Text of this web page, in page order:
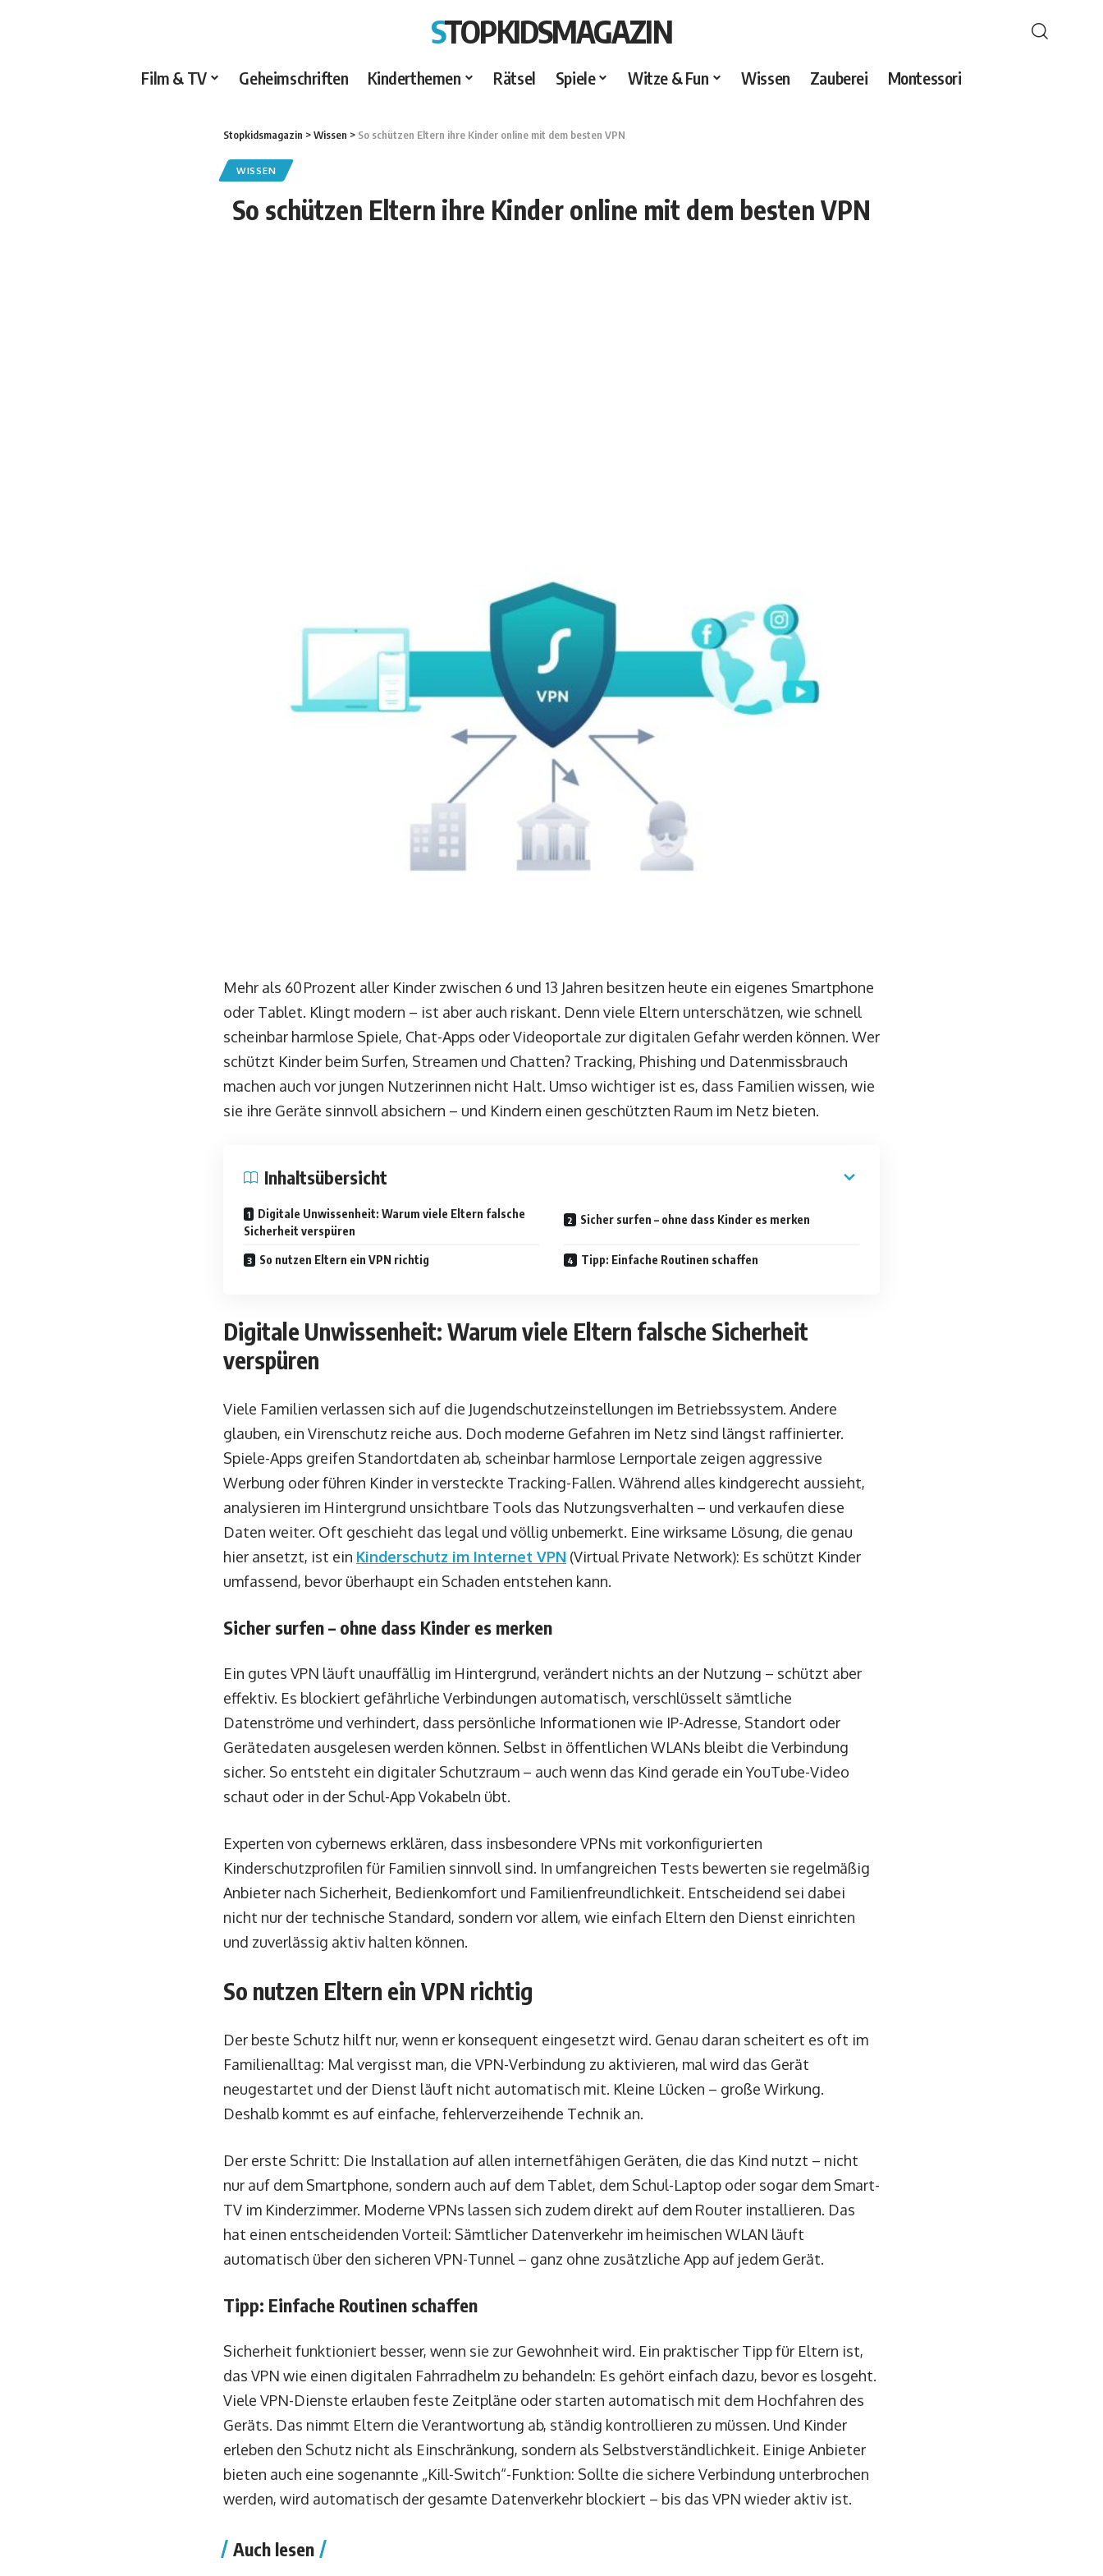
STOPKIDSMAGAZIN
Film & TV Geheimschriften Kinderthemen Rätsel Spiele Witze & Fun Wissen Zauberei Montessori
Stopkidsmagazin >Wissen > So schützen Eltern ihre Kinder online mit dem besten VPN
WISSEN
So schützen Eltern ihre Kinder online mit dem besten VPN
Mehr als 60 Prozent aller Kinder zwischen 6 und 13 Jahren besitzen heute ein eigenes Smartphone
oder Tablet. Klingt modern – ist aber auch riskant. Denn viele Eltern unterschätzen, wie schnell
scheinbar harmlose Spiele, Chat-Apps oder Videoportale zur digitalen Gefahr werden können. Wer
schützt Kinder beim Surfen, Streamen und Chatten? Tracking, Phishing und Datenmissbrauch
machen auch vor jungen Nutzerinnen nicht Halt. Umso wichtiger ist es, dass Familien wissen, wie
sie ihre Geräte sinnvoll absichern – und Kindern einen geschützten Raum im Netz bieten.
Inhaltsübersicht
Digitale Unwissenheit: Warum viele Eltern falsche
Sicherheit verspüren
Sicher surfen – ohne dass Kinder es merken
So nutzen Eltern ein VPN richtig Tipp: Einfache Routinen schaffen
Digitale Unwissenheit: Warum viele Eltern falsche Sicherheit
verspüren
Viele Familien verlassen sich auf die Jugendschutzeinstellungen im Betriebssystem. Andere
glauben, ein Virenschutz reiche aus. Doch moderne Gefahren im Netz sind längst raffinierter.
Spiele-Apps greifen Standortdaten ab, scheinbar harmlose Lernportale zeigen aggressive
Werbung oder führen Kinder in versteckte Tracking-Fallen. Während alles kindgerecht aussieht,
analysieren im Hintergrund unsichtbare Tools das Nutzungsverhalten – und verkaufen diese
Daten weiter. Oft geschieht das legal und völlig unbemerkt. Eine wirksame Lösung, die genau
hier ansetzt, ist ein Kinderschutz im Internet VPN (Virtual Private Network): Es schützt Kinder
umfassend, bevor überhaupt ein Schaden entstehen kann.
Sicher surfen – ohne dass Kinder es merken
Ein gutes VPN läuft unauffällig im Hintergrund, verändert nichts an der Nutzung – schützt aber
effektiv. Es blockiert gefährliche Verbindungen automatisch, verschlüsselt sämtliche
Datenströme und verhindert, dass persönliche Informationen wie IP-Adresse, Standort oder
Gerätedaten ausgelesen werden können. Selbst in öffentlichen WLANs bleibt die Verbindung
sicher. So entsteht ein digitaler Schutzraum – auch wenn das Kind gerade ein YouTube-Video
schaut oder in der Schul-App Vokabeln übt.
Experten von cybernews erklären, dass insbesondere VPNs mit vorkonfigurierten
Kinderschutzprofilen für Familien sinnvoll sind. In umfangreichen Tests bewerten sie regelmäßig
Anbieter nach Sicherheit, Bedienkomfort und Familienfreundlichkeit. Entscheidend sei dabei
nicht nur der technische Standard, sondern vor allem, wie einfach Eltern den Dienst einrichten
und zuverlässig aktiv halten können.
So nutzen Eltern ein VPN richtig
Der beste Schutz hilft nur, wenn er konsequent eingesetzt wird. Genau daran scheitert es oft im
Familienalltag: Mal vergisst man, die VPN-Verbindung zu aktivieren, mal wird das Gerät
neugestartet und der Dienst läuft nicht automatisch mit. Kleine Lücken – große Wirkung.
Deshalb kommt es auf einfache, fehlerverzeihende Technik an.
Der erste Schritt: Die Installation auf allen internetfähigen Geräten, die das Kind nutzt – nicht
nur auf dem Smartphone, sondern auch auf dem Tablet, dem Schul-Laptop oder sogar dem Smart-
TV im Kinderzimmer. Moderne VPNs lassen sich zudem direkt auf dem Router installieren. Das
hat einen entscheidenden Vorteil: Sämtlicher Datenverkehr im heimischen WLAN läuft
automatisch über den sicheren VPN-Tunnel – ganz ohne zusätzliche App auf jedem Gerät.
Tipp: Einfache Routinen schaffen
Sicherheit funktioniert besser, wenn sie zur Gewohnheit wird. Ein praktischer Tipp für Eltern ist,
das VPN wie einen digitalen Fahrradhelm zu behandeln: Es gehört einfach dazu, bevor es losgeht.
Viele VPN-Dienste erlauben feste Zeitpläne oder starten automatisch mit dem Hochfahren des
Geräts. Das nimmt Eltern die Verantwortung ab, ständig kontrollieren zu müssen. Und Kinder
erleben den Schutz nicht als Einschränkung, sondern als Selbstverständlichkeit. Einige Anbieter
bieten auch eine sogenannte „Kill-Switch“-Funktion: Sollte die sichere Verbindung unterbrochen
werden, wird automatisch der gesamte Datenverkehr blockiert – bis das VPN wieder aktiv ist.
Auch lesen